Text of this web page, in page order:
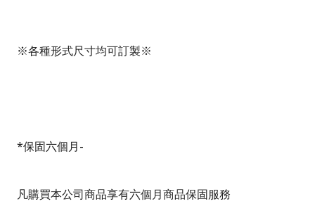
※各種形式尺寸均可訂製※
*保固六個月-
凡購買本公司商品享有六個月商品保固服務